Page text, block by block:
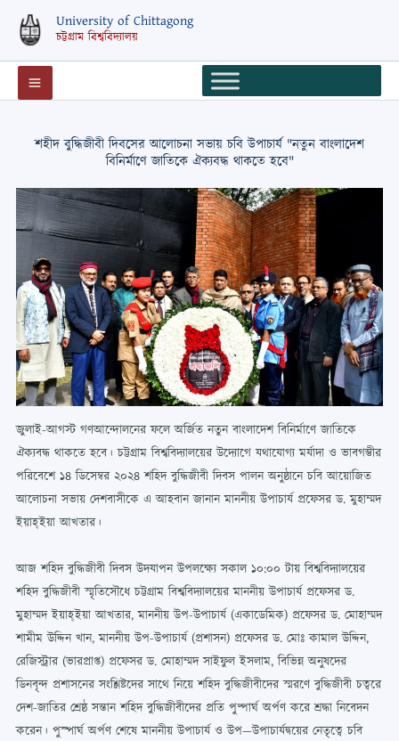
content
University of Chittagong
চট্টগ্রাম বিশ্ববিদ্যালয়
শহীদ বুদ্ধিজীবী দিবসের আলোচনা সভায় চবি উপাচার্য "নতুন বাংলাদেশ
বিনির্মাণে জাতিকে ঐক্যবদ্ধ থাকতে হবে"
জুলাই-আগস্ট গণআন্দোলনের ফলে অর্জিত নতুন বাংলাদেশ বিনির্মাণে জাতিকে
ঐক্যবদ্ধ থাকতে হবে। চট্টগ্রাম বিশ্ববিদ্যালয়ের উদ্যোগে যথাযোগ্য মর্যাদা ও ভাবগম্ভীর
পরিবেশে ১৪ ডিসেম্বর ২০২৪ শহিদ বুদ্ধিজীবী দিবস পালন অনুষ্ঠানে চবি আয়োজিত
আলোচনা সভায় দেশবাসীকে এ আহবান জানান মাননীয় উপাচার্য প্রফেসর ড. মুহাম্মদ
ইয়াহ্ইয়া আখতার।
আজ শহিদ বুদ্ধিজীবী দিবস উদযাপন উপলক্ষ্যে সকাল ১০:০০ টায় বিশ্ববিদ্যালয়ের
শহিদ বুদ্ধিজীবী স্মৃতিসৌধে চট্টগ্রাম বিশ্ববিদ্যালয়ের মাননীয় উপাচার্য প্রফেসর ড.
মুহাম্মদ ইয়াহ্ইয়া আখতার, মাননীয় উপ-উপাচার্য (একাডেমিক) প্রফেসর ড. মোহাম্মদ
শামীম উদ্দিন খান, মাননীয় উপ-উপাচার্য (প্রশাসন) প্রফেসর ড. মোঃ কামাল উদ্দিন,
রেজিস্ট্রার (ভারপ্রাপ্ত) প্রফেসর ড. মোহাম্মদ সাইফুল ইসলাম, বিভিন্ন অনুষদের
ডিনবৃন্দ প্রশাসনের সংশ্লিষ্টদের সাথে নিয়ে শহিদ বুদ্ধিজীবীদের স্মরণে বুদ্ধিজীবী চত্বরে
দেশ-জাতির শ্রেষ্ঠ সন্তান শহিদ বুদ্ধিজীবীদের প্রতি পুষ্পার্ঘ অর্পণ করে শ্রদ্ধা নিবেদন
করেন। পুস্পার্ঘ অর্পণ শেষে মাননীয় উপাচার্য ও উপ—উপাচার্যদ্বয়ের নেতৃত্বে চবি